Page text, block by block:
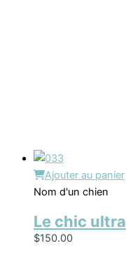
Ajouter au panier
Nom d'un chien
Le chic ultra
$150.00